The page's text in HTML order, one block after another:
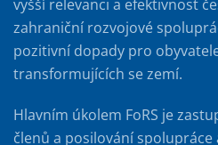
vyšší relevanci a efektivnost
zahraniční rozvojové
pozitivní dopady pro
transformujících se zemí.
Hlavním úkolem FoRS je
členů a posilování